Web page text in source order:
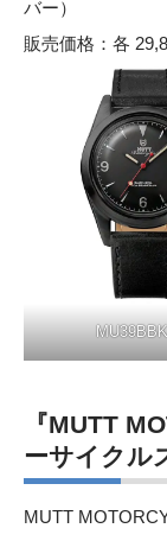
バー）
販売価格：各
『MUTT
ーサイクル
MUTT